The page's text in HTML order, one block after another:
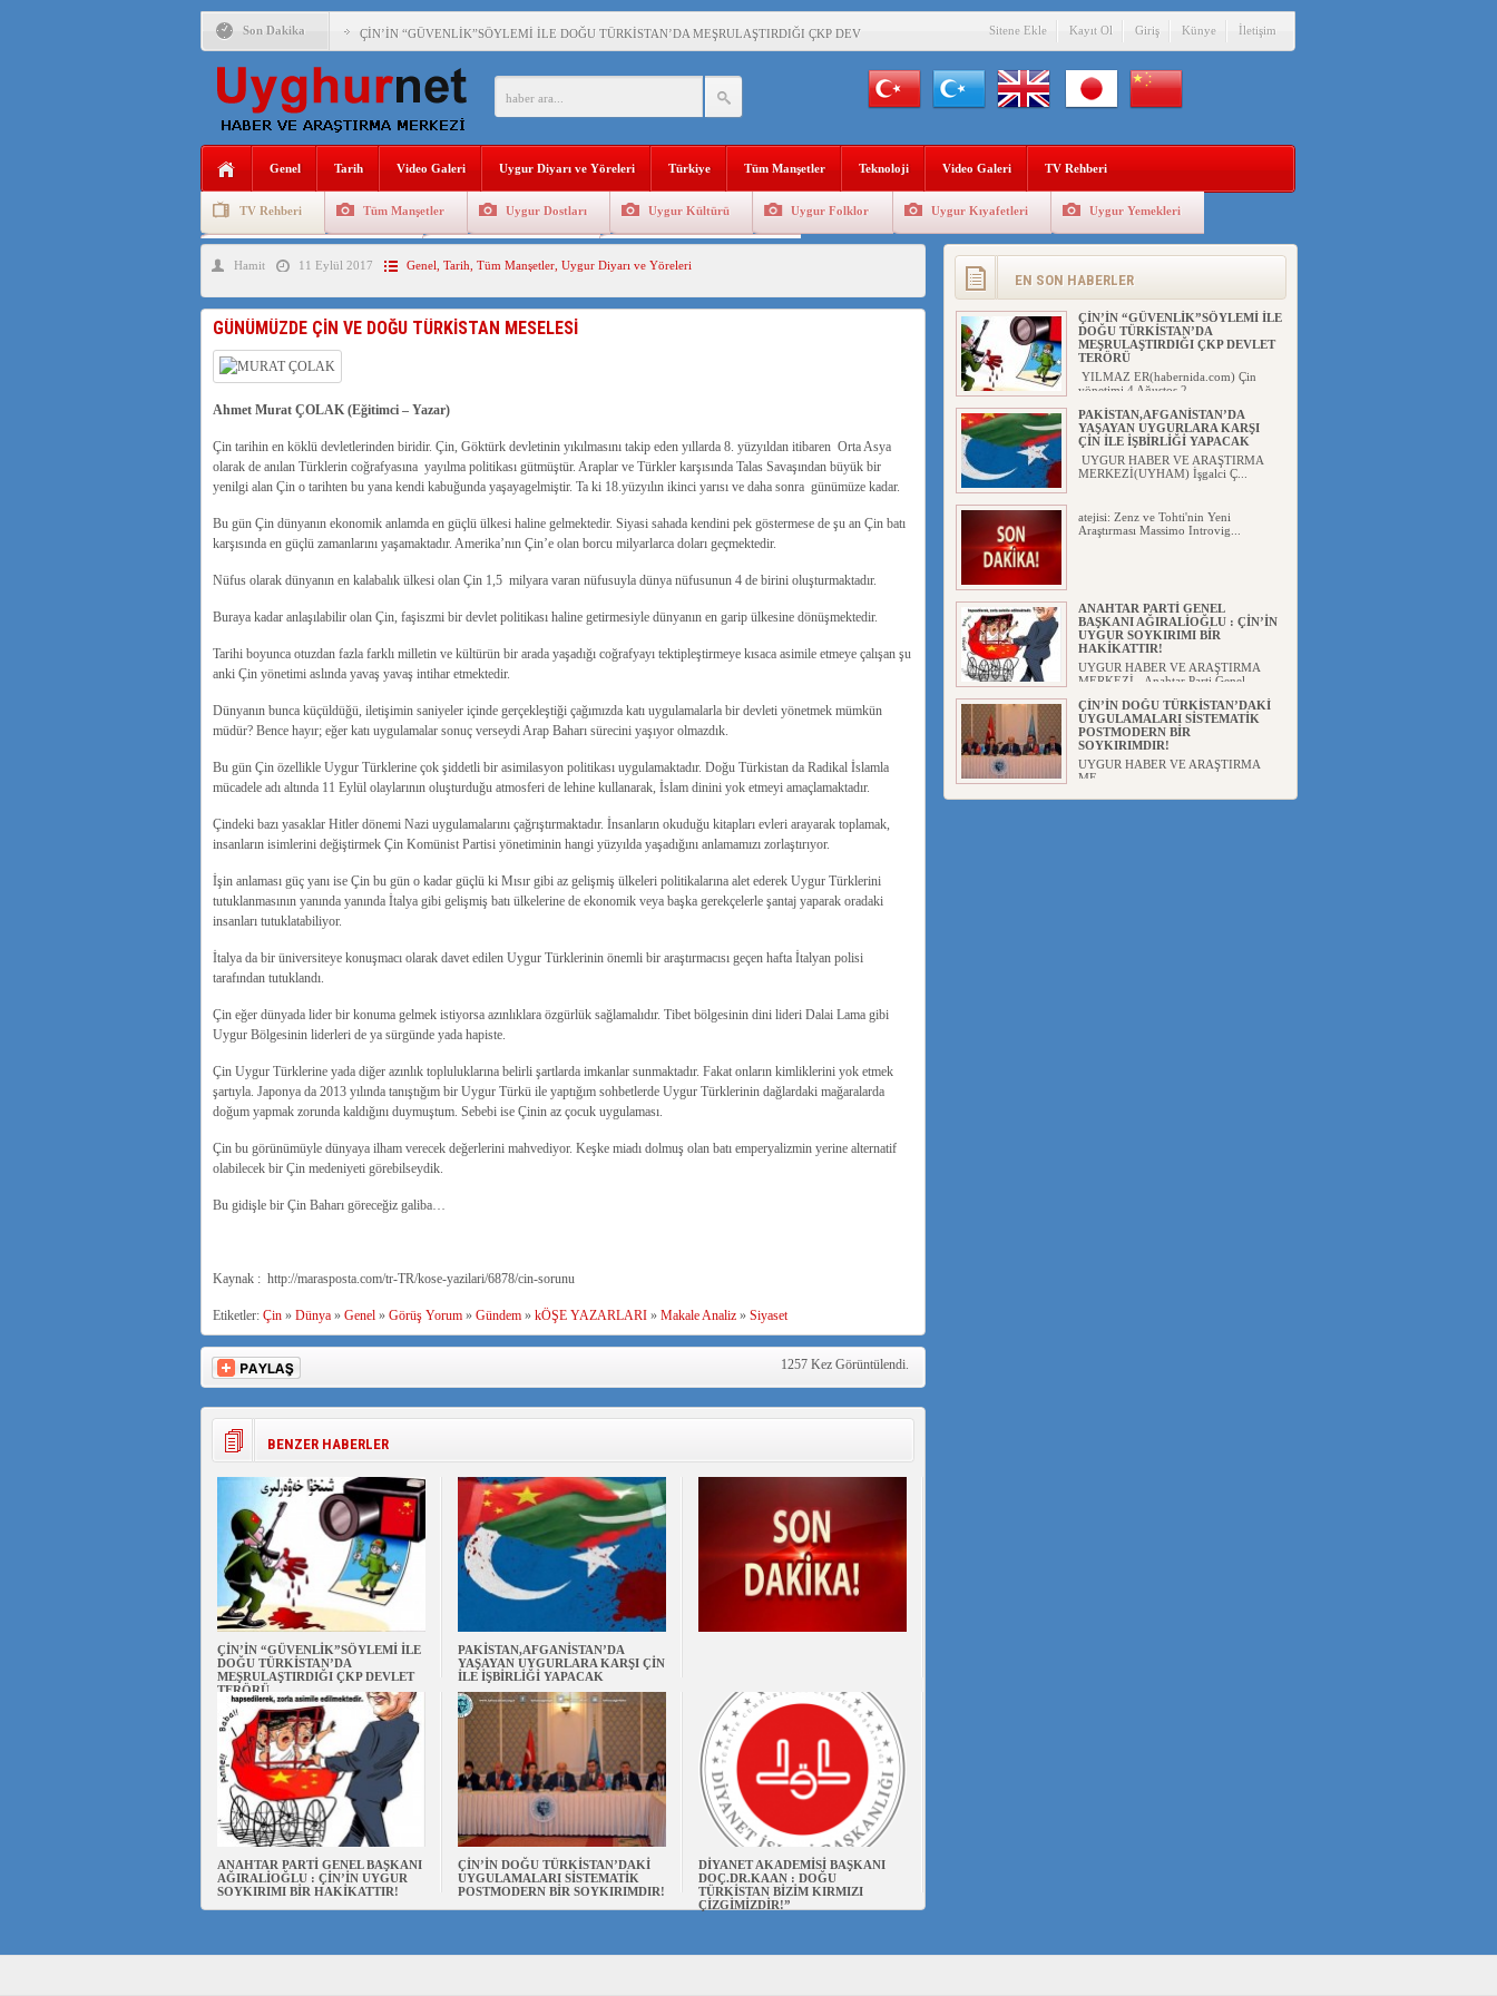
Son Dakika ÇİN’İN “GÜVENLİK”SÖYLEMİ İLE DOĞU TÜRKİSTAN’DA MEŞRULAŞTIRDIĞI ÇKP DEVLET TERÖRÜ
PAKİSTAN,AFGANİSTAN’DA YAŞAYAN UYGURLARA KARŞI ÇİN İLE İŞBİRLİĞİ YAPACAK
ANAHTAR PARTİ GENEL BAŞKANI AĞIRALİOĞLU : ÇİN’İN UYGUR SOYKIRIMI BİR HAKİKATTIR!
ÇİN’İN DOĞU TÜRKİSTAN’DAKİ UYGULAMALARI SİSTEMATİK POSTMODERN BİR SOYKIRIMDIR!
150 YILDIR KAYNAYAN YARAMIZ : ÇİN İŞGALİNDEKİ DOĞU TÜRKİSTAN
ÇİN’İN UYGUR POLİTİKALARINI ÖVEN DİYANET AKADEMİSİ BAŞKANI’NA TEPKİLER SÜRÜYOR
Sitene Ekle Kayıt Ol Giriş Künye İletişim
Genel Tarih Video Galeri Uygur Diyarı ve Yöreleri Türkiye Tüm Manşetler Teknoloji Video Galeri TV Rehberi
TV Rehberi Tüm Manşetler Uygur Dostları Uygur Kültürü Uygur Folklor Uygur Kıyafetleri Uygur Yemekleri
Uygurlarda Düğün ve Cenaze
Hamit 11 Eylül 2017 Genel Tarih Tüm Manşetler, Uygur Diyarı ve Yöreleri
GÜNÜMÜZDE ÇİN VE DOĞU TÜRKİSTAN MESELESİ
Ahmet Murat ÇOLAK (Eğitimci – Yazar)
Çin tarihin en köklü devletlerinden biridir. Çin, Göktürk devletinin yıkılmasını takip eden yıllarda 8. yüzyıldan itibaren Orta Asya
olarak de anılan Türklerin coğrafyasına yayılma politikası gütmüştür. Araplar ve Türkler karşısında Talas Savaşından büyük bir
yenilgi alan Çin o tarihten bu yana kendi kabuğunda yaşayagelmiştir. Ta ki 18.yüzyılın ikinci yarısı ve daha sonra günümüze kadar.
Bu gün Çin dünyanın ekonomik anlamda en güçlü ülkesi haline gelmektedir. Siyasi sahada kendini pek göstermese de şu an Çin batı
karşısında en güçlü zamanlarını yaşamaktadır. Amerika’nın Çin’e olan borcu milyarlarca doları geçmektedir.
Nüfus olarak dünyanın en kalabalık ülkesi olan Çin 1,5 milyara varan nüfusuyla dünya nüfusunun 4 de birini oluşturmaktadır.
Buraya kadar anlaşılabilir olan Çin, faşiszmi bir devlet politikası haline getirmesiyle dünyanın en garip ülkesine dönüşmektedir.
Tarihi boyunca otuzdan fazla farklı milletin ve kültürün bir arada yaşadığı coğrafyayı tektipleştirmeye kısaca asimile etmeye çalışan şu
anki Çin yönetimi aslında yavaş yavaş intihar etmektedir.
Dünyanın bunca küçüldüğü, iletişimin saniyeler içinde gerçekleştiği çağımızda katı uygulamalarla bir devleti yönetmek mümkün
müdür? Bence hayır; eğer katı uygulamalar sonuç verseydi Arap Baharı sürecini yaşıyor olmazdık.
Bu gün Çin özellikle Uygur Türklerine çok şiddetli bir asimilasyon politikası uygulamaktadır. Doğu Türkistan da Radikal İslamla
mücadele adı altında 11 Eylül olaylarının oluşturduğu atmosferi de lehine kullanarak, İslam dinini yok etmeyi amaçlamaktadır.
Çindeki bazı yasaklar Hitler dönemi Nazi uygulamalarını çağrıştırmaktadır. İnsanların okuduğu kitapları evleri arayarak toplamak,
insanların isimlerini değiştirmek Çin Komünist Partisi yönetiminin hangi yüzyılda yaşadığını anlamamızı zorlaştırıyor.
İşin anlaması güç yanı ise Çin bu gün o kadar güçlü ki Mısır gibi az gelişmiş ülkeleri politikalarına alet ederek Uygur Türklerini
tutuklanmasının yanında yanında İtalya gibi gelişmiş batı ülkelerine de ekonomik veya başka gerekçelerle şantaj yaparak oradaki
insanları tutuklatabiliyor.
İtalya da bir üniversiteye konuşmacı olarak davet edilen Uygur Türklerinin önemli bir araştırmacısı geçen hafta İtalyan polisi
tarafından tutuklandı.
Çin eğer dünyada lider bir konuma gelmek istiyorsa azınlıklara özgürlük sağlamalıdır. Tibet bölgesinin dini lideri Dalai Lama gibi
Uygur Bölgesinin liderleri de ya sürgünde yada hapiste.
Çin Uygur Türklerine yada diğer azınlık topluluklarına belirli şartlarda imkanlar sunmaktadır. Fakat onların kimliklerini yok etmek
şartıyla. Japonya da 2013 yılında tanıştığım bir Uygur Türkü ile yaptığım sohbetlerde Uygur Türklerinin dağlardaki mağaralarda
doğum yapmak zorunda kaldığını duymuştum. Sebebi ise Çinin az çocuk uygulaması.
Çin bu görünümüyle dünyaya ilham verecek değerlerini mahvediyor. Keşke miadı dolmuş olan batı emperyalizmin yerine alternatif
olabilecek bir Çin medeniyeti görebilseydik.
Bu gidişle bir Çin Baharı göreceğiz galiba…
Kaynak : http://marasposta.com/tr-TR/kose-yazilari/6878/cin-sorunu
Etiketler: Çin» Dünya» Genel» Görüş Yorum» Gündem» kÖŞE YAZARLARI» Makale Analiz» Siyaset
1257 Kez Görüntülendi.
BENZER HABERLER
ÇİN’İN “GÜVENLİK”SÖYLEMİ İLE
DOĞU TÜRKİSTAN’DA
MEŞRULAŞTIRDIĞI ÇKP DEVLET
TERÖRÜ
PAKİSTAN,AFGANİSTAN’DA
YAŞAYAN UYGURLARA KARŞI ÇİN
İLE İŞBİRLİĞİ YAPACAK
ANAHTAR PARTİ GENEL BAŞKANI
AĞIRALİOĞLU : ÇİN’İN UYGUR
SOYKIRIMI BİR HAKİKATTIR!
ÇİN’İN DOĞU TÜRKİSTAN’DAKİ
UYGULAMALARI SİSTEMATİK
POSTMODERN BİR SOYKIRIMDIR!
DİYANET AKADEMİSİ BAŞKANI
DOÇ.DR.KAAN : DOĞU
TÜRKİSTAN BİZİM KIRMIZI
ÇİZGİMİZDİR!”
EN SON HABERLER
ÇİN’İN “GÜVENLİK”SÖYLEMİ İLE
DOĞU TÜRKİSTAN’DA
MEŞRULAŞTIRDIĞI ÇKP DEVLET
TERÖRÜ
YILMAZ ER(habernida.com) Çin
yönetimi 4 Ağustos 2...
PAKİSTAN,AFGANİSTAN’DA
YAŞAYAN UYGURLARA KARŞI
ÇİN İLE İŞBİRLİĞİ YAPACAK
UYGUR HABER VE ARAŞTIRMA
MERKEZİ(UYHAM) İşgalci Ç...
atejisi: Zenz ve Tohti'nin Yeni
Araştırması Massimo Introvig...
ANAHTAR PARTİ GENEL
BAŞKANI AĞIRALİOĞLU : ÇİN’İN
UYGUR SOYKIRIMI BİR
HAKİKATTIR!
UYGUR HABER VE ARAŞTIRMA
MERKEZİ Anahtar Parti Genel
ÇİN’İN DOĞU TÜRKİSTAN’DAKİ
UYGULAMALARI SİSTEMATİK
POSTMODERN BİR
SOYKIRIMDIR!
UYGUR HABER VE ARAŞTIRMA
ME...
DİYANET AKADEMİSİ BAŞKANI